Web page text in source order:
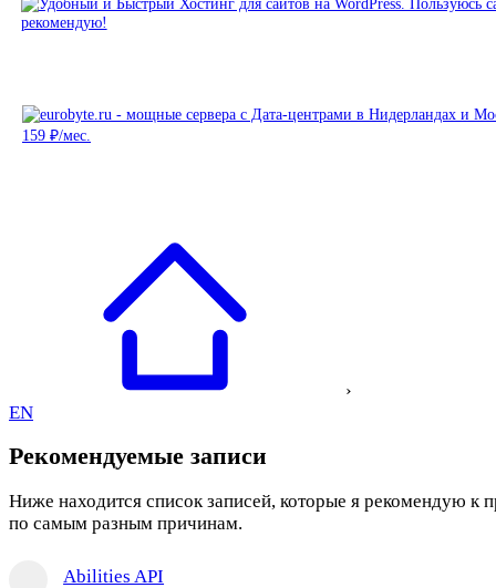
›
EN
Рекомендуемые записи
Ниже находится список записей, которые я рекомендую к
по самым разным причинам.
Abilities API